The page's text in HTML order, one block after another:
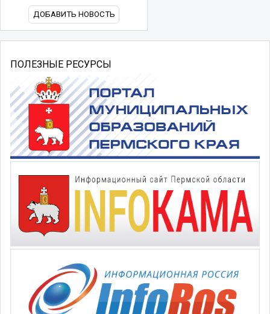
ДОБАВИТЬ НОВОСТЬ
ПОЛЕЗНЫЕ РЕСУРСЫ